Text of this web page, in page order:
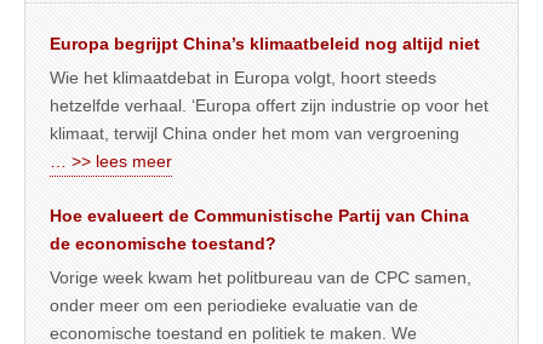
Europa begrijpt China’s klimaatbeleid nog altijd niet
Wie het klimaatdebat in Europa volgt, hoort steeds
hetzelfde verhaal. ‘Europa offert zijn industrie op voor het
klimaat, terwijl China onder het mom van vergroening
… >> lees meer
Hoe evalueert de Communistische Partij van China
de economische toestand?
Vorige week kwam het politbureau van de CPC samen,
onder meer om een periodieke evaluatie van de
economische toestand en politiek te maken. We